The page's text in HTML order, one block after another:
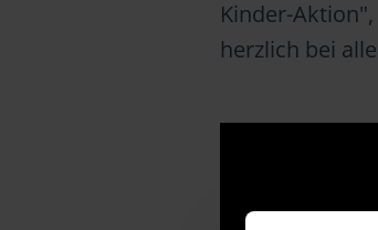
Kinder-
herzlich bei